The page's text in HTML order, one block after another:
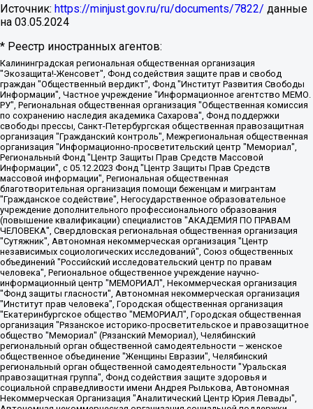
Источник: https://minjust.gov.ru/ru/documents/7822/ данные
на 03.05.2024
* Реестр иностранных агентов:
Калининградская региональная общественная организация "Экозащита!-Женсовет", Фонд содействия защите прав и свобод граждан "Общественный вердикт", Фонд "Институт Развития Свободы Информации", Частное учреждение "Информационное агентство МЕМО. РУ", Региональная общественная организация "Общественная комиссия по сохранению наследия академика Сахарова", Фонд поддержки свободы прессы, Санкт-Петербургская общественная правозащитная организация "Гражданский контроль", Межрегиональная общественная организация "Информационно-просветительский центр "Мемориал", Региональный Фонд "Центр Защиты Прав Средств Массовой Информации", с 05.12.2023 Фонд "Центр Защиты Прав Средств массовой информации", Региональная общественная благотворительная организация помощи беженцам и мигрантам "Гражданское содействие", Негосударственное образовательное учреждение дополнительного профессионального образования (повышение квалификации) специалистов "АКАДЕМИЯ ПО ПРАВАМ ЧЕЛОВЕКА", Свердловская региональная общественная организация "Сутяжник", Автономная некоммерческая организация "Центр независимых социологических исследований", Союз общественных объединений "Российский исследовательский центр по правам человека", Региональное общественное учреждение научно-информационный центр "МЕМОРИАЛ", Некоммерческая организация "Фонд защиты гласности", Автономная некоммерческая организация "Институт прав человека", Городская общественная организация "Екатеринбургское общество "МЕМОРИАЛ", Городская общественная организация "Рязанское историко-просветительское и правозащитное общество "Мемориал" (Рязанский Мемориал), Челябинский региональный орган общественной самодеятельности – женское общественное объединение "Женщины Евразии", Челябинский региональный орган общественной самодеятельности "Уральская правозащитная группа", Фонд содействия защите здоровья и социальной справедливости имени Андрея Рылькова, Автономная Некоммерческая Организация "Аналитический Центр Юрия Левады", Автономная некоммерческая организация социальной поддержки населения "Проект Апрель", Региональная общественная организация помощи женщинам и детям, находящимся в кризисной ситуации "Информационно-методический центр "Анна", Фонд содействия развитию массовых коммуникаций и правовому просвещению "Так-так-Так", Фонд содействия устойчивому развитию "Серебряная тайга", Свердловский региональный общественный фонд социальных проектов "Новое время", "Idel.Реалии", Кавказ.Реалии, Крым.Реалии, Телеканал Настоящее Время, Татаро-башкирская служба Радио Свобода (Azatliq Radiosi), Радио Свободная Европа/Радио Свобода (PCE/PC), "Сибирь.Реалии", "Фактограф", Благотворительный фонд помощи осужденным и их семьям, Автономная некоммерческая организация "Институт глобализации и социальных движений", Фонд "В защиту прав заключенных", Частное учреждение "Центр поддержки и содействия развитию средств массовой информации", Пензенский региональный общественный благотворительный фонд "Гражданский союз", "Север.Реалии", Некоммерческая организация Фонд "Правовая инициатива", Общество с ограниченной ответственностью "Радио Свободная Европа/Радио Свобода", Чешское информационное агентство "MEDIUM-ORIENT", Красноярская региональная общественная организация "Мы против СПИДа", Камалягин Денис Николаевич, Маркелов Сергей Евгеньевич, Пономарев Лев Александрович, Савицкая Людмила Алексеевна, Автономная некоммерческая организация "Центр по работе с проблемой насилия "НАСИЛИЮ.НЕТ", Межрегиональный профессиональный союз работников здравоохранения "Альянс врачей", Юридическое лицо, зарегистрированное в Латвийской Республике, SIA "Medusa Project" (регистрационный номер 40103797863, дата регистрации 10.06.2014), Некоммерческая организация "Фонд по борьбе с коррупцией", Автономная некоммерческая организация "Институт права и публичной политики", Баданин Роман Сергеевич, Гликин Максим Александрович, Железнова Мария Михайловна, Лукьянова Юлия Сергеевна, Маетная Елизавета Витальевна, Маняхин Петр Борисович, Чуракова Ольга Владимировна, Ярош Юлия Петровна, Юридическое лицо "The Insider SIA", зарегистрированное в Риге, Латвийская Республика (дата регистрации 26.06.2015), являющееся администратором доменного имени интернет-издания "The Insider SIA", https://theins.ru, Постернак Алексей Евгеньевич, Рубин Михаил Аркадьевич, Анин Роман Александрович, Юридическое лицо Istories fonds, зарегистрированное в Латвийской Республике (регистрационный номер 50008295751, дата регистрации 24.02.2020), Великовский Дмитрий Александрович, Долинина Ирина Николаевна, Мароховская Алеся Алексеевна, Шлейнов Роман Юрьевич, Шмагун Олеся Валентиновна, Общество с ограниченной ответственностью "Альтаир 2021", Общество с ограниченной ответственностью "Вега 2021", Общество с ограниченной ответственностью "Главный редактор 2021", Общество с ограниченной ответственностью "Ромашки монолит", Важенков Артем Валерьевич, Ивановская областная общественная организация "Центр гендерных исследований", Гурман Юрий Альбертович, Медиапроект "ОВД-Инфо", Егоров Владимир Владимирович, Жилинский Владимир Александрович, Общество с ограниченной ответственностью "ЗП", Иванова София Юрьевна, Карезина Инна Павловна, Кильтау Екатерина Викторовна, Петров Алексей Викторович, Пискунов Сергей Евгеньевич, Смирнов Сергей Сергеевич, Тихонов Михаил Сергеевич, Общество с ограниченной ответственностью "ЖУРНАЛИСТ-ИНОСТРАННЫЙ АГЕНТ", Арапова Галина Юрьевна, Вольтская Татьяна Анатольевна, Американская компания "Mason G.E.S. Anonymous Foundation" (США), являющаяся владельцем интернет-издания https://mnews.world/, Компания "Stichting Bellingcat", зарегистрированная в Нидерландах (дата регистрации 11.07.2018), Захаров Андрей Вячеславович, Клепиковская Екатерина Дмитриевна, Общество с ограниченной ответственностью "МЕМО", Перл Роман Александрович, Симонов Евгений Алексеевич, Соловьева Елена Анатольевна, Сотников Даниил Владимирович, Сурначева Елизавета Дмитриевна, Автономная некоммерческая организация по защите прав человека и информированию населения "Якутия – Наше Мнение", Общество с ограниченной ответственностью "Москоу диджитал медиа", с 26.01.2023 Общество с ограниченной ответственностью "Чайка Белые сады", Ветошкина Валерия Валерьевна, Заговора Максим Александрович, Межрегиональное общественное движение "Российская ЛГБТ - сеть", Оленичев Максим Владимирович, Павлов Иван Юрьевич, Скворцова Елена Сергеевна, Общество с ограниченной ответственностью "Как бы инагент", Кочетков Игорь Викторович, Общество с ограниченной ответственностью "Честные выборы", Еланчик Олег Александрович, Общество с ограниченной ответственностью "Нобелевский призыв", Гималова Регина Эмилевна, Григорьев Андрей Валерьевич, Григорьева Алина Александровна, Ассоциация по содействию защите прав призывников, альтернативнослужащих и военнослужащих "Правозащитная группа "Гражданин.Армия.Право", Хисамова Регина Фаритовна, Автономная некоммерческая организация по реализации социально-правовых программ "Лилит", Дальневосточное общественное движение "Маяк", Санкт-Петербургская ЛГБТ-инициативная группа "Выход", Инициативная группа ЛГБТ+ "Реверс", Алексеев Андрей Викторович, Бекбулатова Таисия Львовна, Беляев Иван Михайлович, Владыкина Елена Сергеевна, Гельман Марат Александрович, Никульшина Вероника Юрьевна, Толоконникова Надежда Андреевна, Шендерович Виктор Анатольевич, Общество с ограниченной ответственностью "Данное сообщение", Общество с ограниченной ответственностью Издательский дом "Новая глава", Айнбиндер Александра Александровна, Московский комьюнити-центр для ЛГБТ+инициатив, Благотворительный фонд развития филантропии, Deutsche Welle (Германия, Kurt-Schumacher-Strasse 3, 53113 Bonn), Борзунова Мария Михайловна, Воробьев Виктор Викторович, Голубева Анна Львовна, Константинова Алла Михайловна, Малкова Ирина Владимировна, Мурадов Мурад Абдулгалимович, Осетинская Елизавета Николаевна, Понасенков Евгений Николаевич, Ганапольский Матвей Юрьевич, Киселев Евгений Алексеевич, Борухович Ирина Григорьевна, Дремин Иван Тимофеевич, Дубровский Дмитрий Викторович, Красноярская региональная общественная организация поддержки и развития альтернативных образовательных технологий и межкультурных коммуникаций "ИНТЕРРА", Маяковская Екатерина Алексеевна, Фейгин Марк Захарович, Филимонов Андрей Викторович, Дзугкоева Регина Николаевна, Доброхотов Роман Александрович, Дудь Юрий Александрович, Елкин Сергей Владимирович, Кругликов Кирилл Игоревич, Сабунаева Мария Леонидовна, Семенов Алексей Владимирович, Шаинян Карен Багратович, Шульман Екатерина Михайловна, Асафьев Артур Валерьевич, Вахштайн Виктор Семенович, Венедиктов Алексей Алексеевич, Лушникова Екатерина Евгеньевна, Волков Леонид Михайлович, Невзоров Александр Глебович, Пархоменко Сергей Борисович, Сироткин Ярослав Николаевич, Кара-Мурза Владимир Владимирович, Баранова Наталья Владимировна, Гозман Леонид Яковлевич, Кагарлицкий Борис Юльевич, Климарев Михаил Валерьевич, Милов Владимир Станиславович, Автономная некоммерческая организация Краснодарский центр современного искусства "Типография", Моргенштерн Алишер Тагирович, Соболь Любовь Эдуардовна, Общество с ограниченной ответственностью "ЛИЗА НОРМ", Каспаров Гарри Кимович, Ходорковский Михаил Борисович, Общество с ограниченной ответственностью "Апрельские тезисы", Данилович Ирина Брониславовна, Кашин Олег Владимирович, Петров Николай Владимирович, Пивоваров Алексей Владимирович, Соколов Михаил Владимирович, Цветкова Юлия Владимировна, Чичваркин Евгений Александрович, Комитет против пыток/Команда против пыток, Общество с ограниченной ответственностью "Первый научный", Общество с ограниченной ответственностью "Вертолет и ко", Белоцерковская Вероника Борисовна, Кац Максим Евгеньевич, Лазарева Татьяна Юрьевна, Шаведдинов Руслан Табризович, Яшин Илья Валерьевич, Общество с ограниченной ответственностью "Иноагент ААВ", Алешковский Дмитрий Петрович, Альбац Евгения Марковна, Быков Дмитрий Львович, Галямина Юлия Евгеньевна, Лойко Сергей Леонидович, Мартынов Кирилл Константинович, Медведев Сергей Александрович, Крашенинников Федор Геннадиевич, Гордеева Катерина Вл